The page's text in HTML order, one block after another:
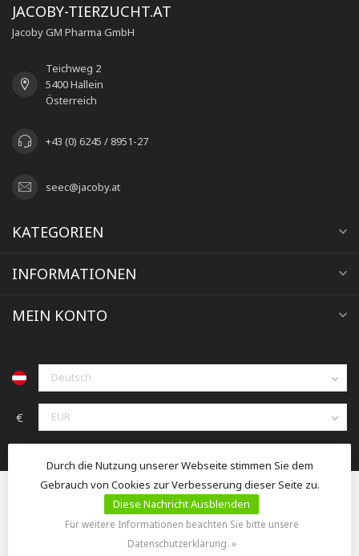
JACOBY-TIERZUCHT.AT
Jacoby GM Pharma GmbH
Teichweg 2
5400 Hallein
Österreich
+43 (0) 6245 / 8951-27
seec@jacoby.at
KATEGORIEN
INFORMATIONEN
MEIN KONTO
€
© Copyright 2026 jacoby-tierzucht.at
Durch die Nutzung unserer Webseite stimmen Sie dem
Gebrauch von Cookies zur Verbesserung dieser Seite zu.
Diese Nachricht Ausblenden
Für weitere Informationen beachten Sie bitte unsere
Datenschutzerklärung. »